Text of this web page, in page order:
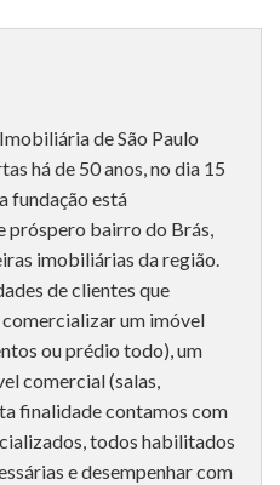
de São Paulo
há de 50 anos, no dia 15
fundação está
próspero bairro do Brás,
imobiliárias da região.
de clientes que
um imóvel
ou prédio todo), um
comercial (salas,
finalidade contamos com
todos habilitados
e desempenhar com